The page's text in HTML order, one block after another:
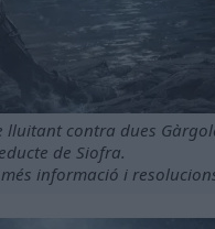
contra dues
de Siofra.
informació i